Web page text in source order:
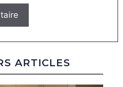
ARTICLES